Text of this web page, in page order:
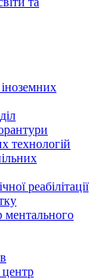
технологій
реабілітації
ментального